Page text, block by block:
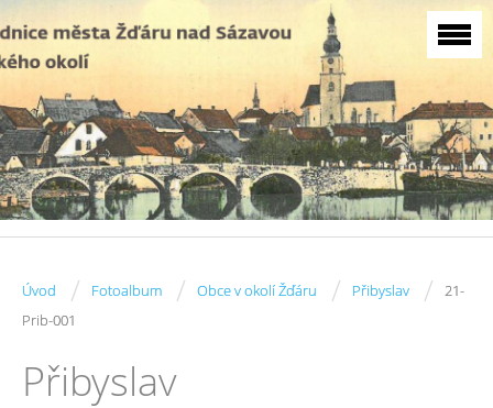
Úvod / Fotoalbum / Obce v okolí Žďáru / Přibyslav /
21-
Prib-001
Přibyslav